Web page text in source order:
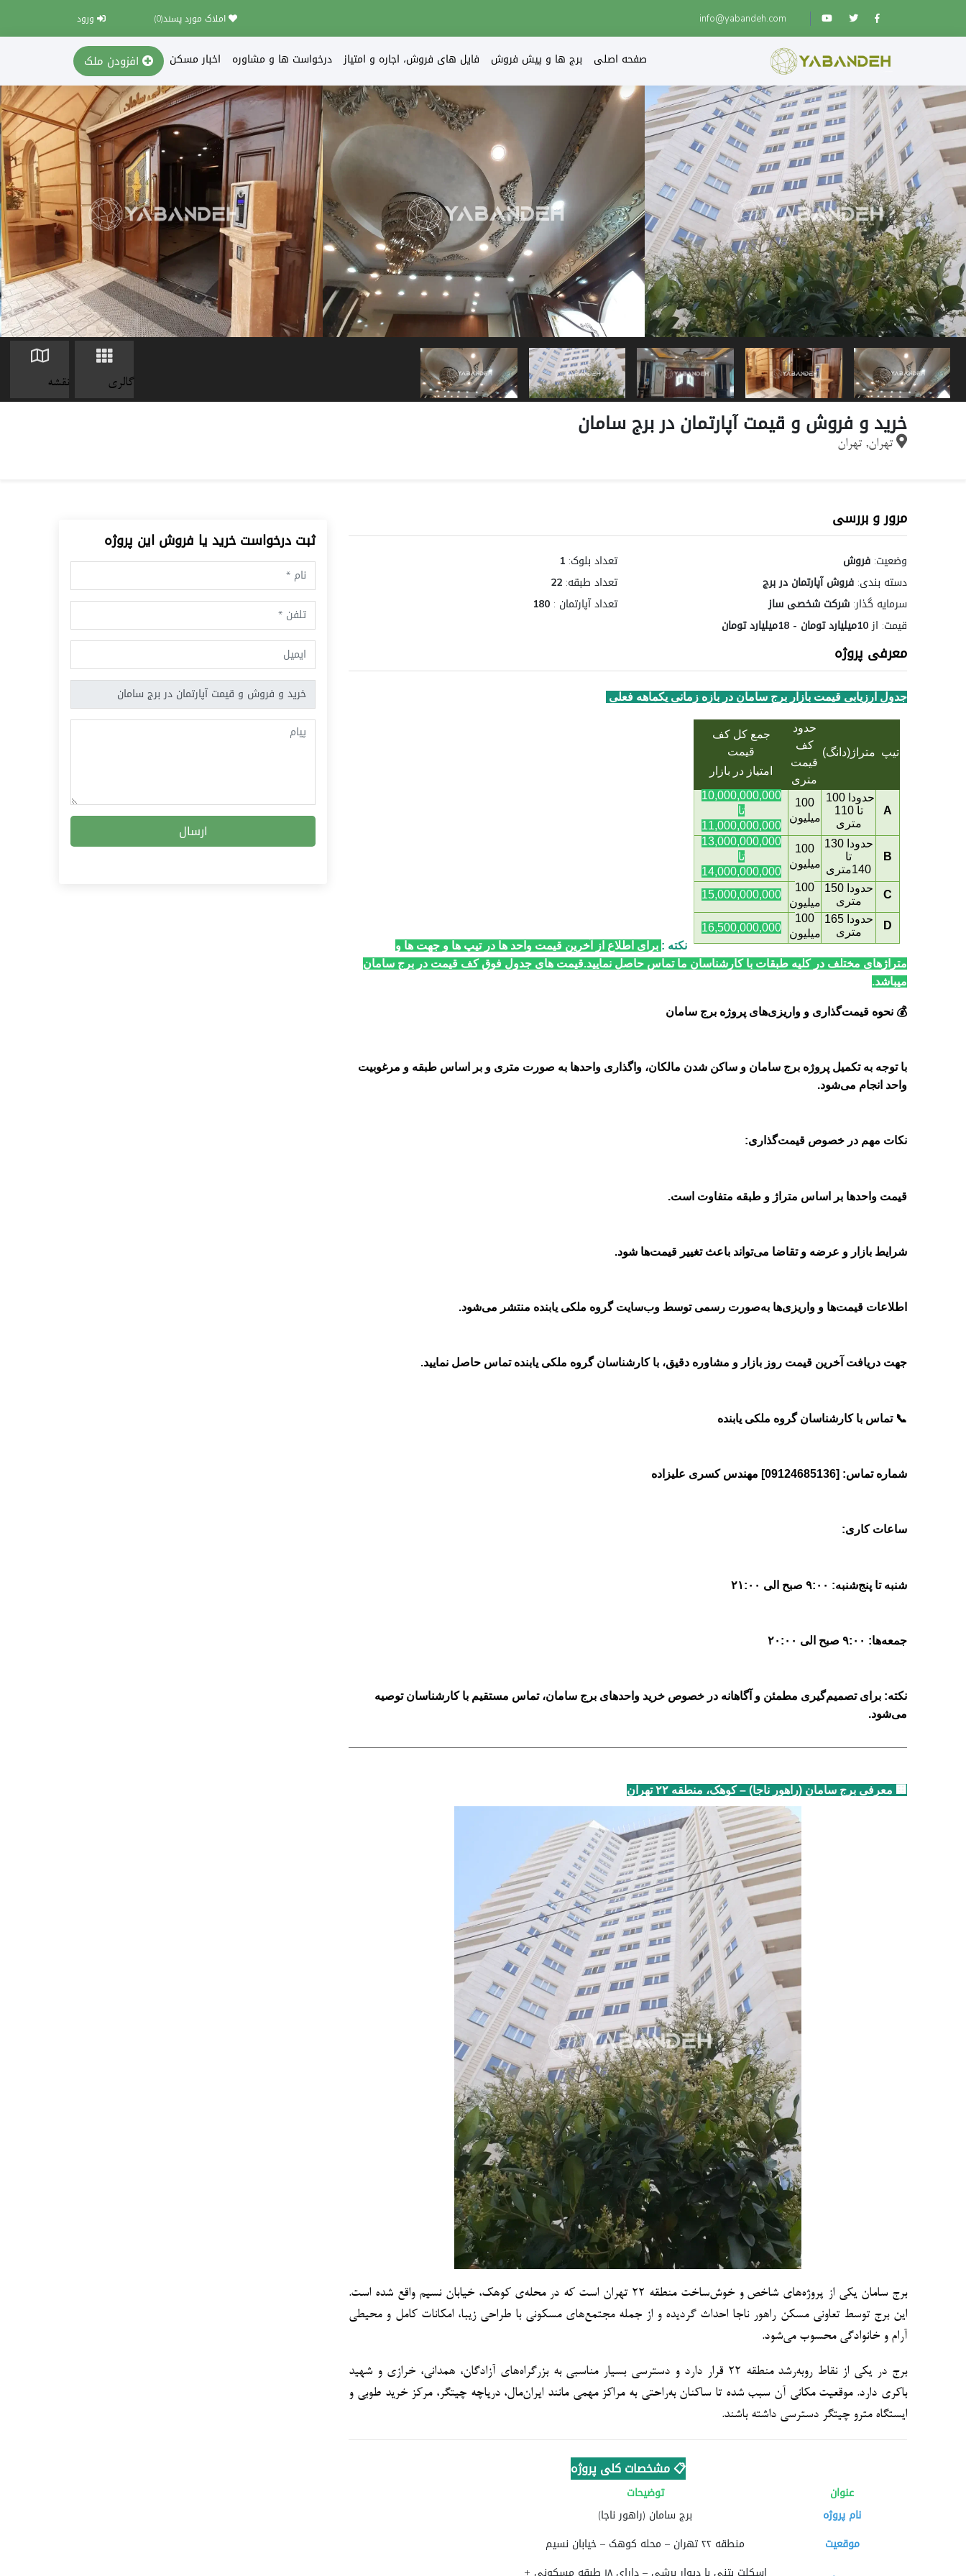
info@yabandeh.com املاک مورد پسند(0
) ورود
صفحه اصلی برج ها و پیش فروش فایل های فروش، اجاره و امتیاز درخواست ها و مشاوره اخبار مسکن افزودن ملک
گالری نقشه
خرید و فروش و قیمت آپارتمان در برج سامان
تهران, تهران
مرور و بررسی
وضعیت: فروش
دسته بندی: فروش آپارتمان در برج
سرمایه گذار: شرکت شخصی ساز
قیمت: از10میلیارد تومان - 18میلیارد تومان
تعداد بلوک: 1
تعداد طبقه: 22
تعداد آپارتمان : 180
معرفی پروژه
جدول ارزیابی قیمت بازار برج سامان در بازه زمانی یکماهه فعلی
تیپ متراژ(دانگ)
حدود
کف
قیمت
متری
جمع کل کف
قیمت
امتیاز در بازار
A
تا 110
متری
100
میلیون
10,000,000,000
تا
11,000,000,000
B
حدودا 130
تا
140متری
100
میلیون
13,000,000,000
تا
14,000,000,000
C
حدودا 150
متری
100
میلیون
15,000,000,000
D
حدودا165
متری
100
میلیون
16,500,000,000
نکته : برای اطلاع از آخرین قیمت واحد ها در تیپ ها و جهت ها و
متراژهای مختلف در کلیه طبقات با کارشناسان ما تماس حاصل نمایید.قیمت های جدول فوق کف قیمت در برج سامان
میباشد.
💰 نحوه قیمت‌گذاری و واریزی‌های پروژه برج‌ سامان
با توجه به تکمیل پروژه برج‌ سامان و ساکن شدن مالکان، واگذاری واحدها به صورت متری و بر اساس طبقه و مرغوبیت
واحد انجام می‌شود.
نکات مهم در خصوص قیمت‌گذاری:
قیمت واحدها بر اساس متراژ و طبقه متفاوت است.
شرایط بازار و عرضه و تقاضا می‌تواند باعث تغییر قیمت‌ها شود.
اطلاعات قیمت‌ها و واریزی‌ها به‌صورت رسمی توسط وب‌سایت گروه ملکی یابنده منتشر می‌شود.
جهت دریافت آخرین قیمت روز بازار و مشاوره دقیق، با کارشناسان گروه ملکی یابنده تماس حاصل نمایید.
📞 تماس با کارشناسان گروه ملکی یابنده
شماره تماس: [09124685136] مهندس کسری علیزاده
ساعات کاری:
شنبه تا پنج‌شنبه: ۹:۰۰ صبح الی ۲۱:۰۰
جمعه‌ها: ۹:۰۰ صبح الی ۲۰:۰۰
نکته: برای تصمیم‌گیری مطمئن و آگاهانه در خصوص خرید واحدهای برج‌ سامان، تماس مستقیم با کارشناسان توصیه
می‌شود.
🏢 معرفی برج سامان (راهور ناجا) – کوهک، منطقه ۲۲ تهران
برج سامان یکی از پروژه‌های شاخص و خوش‌ساخت منطقه ۲۲ تهران است که در محله‌ی کوهک، خیابان نسیم واقع شده است.
این برج توسط تعاونی مسکن راهور ناجا احداث گردیده و از جمله مجتمع‌های مسکونی با طراحی زیبا، امکانات کامل و محیطی
آرام و خانوادگی محسوب می‌شود.
برج در یکی از نقاط رو‌به‌رشد منطقه ۲۲ قرار دارد و دسترسی بسیار مناسبی به بزرگراه‌های آزادگان، همدانی، خرازی و شهید
باکری دارد. موقعیت مکانی آن سبب شده تا ساکنان به‌راحتی به مراکز مهمی مانند ایران‌مال، دریاچه چیتگر، مرکز خرید طوبی و
ایستگاه مترو چیتگر دسترسی داشته باشند.
📋 مشخصات کلی پروژه
عنوان
توضیحات
نام پروژه
برج سامان (راهور ناجا)
موقعیت
منطقه ۲۲ تهران – محله کوهک – خیابان نسیم
ثبت درخواست خرید یا فروش این پروژه
ارسال